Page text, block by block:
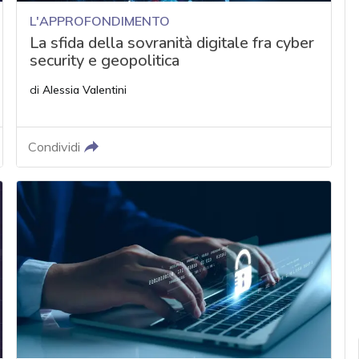
L'APPROFONDIMENTO
La sfida della sovranità digitale fra cyber
security e geopolitica
di Alessia Valentini
Condividi